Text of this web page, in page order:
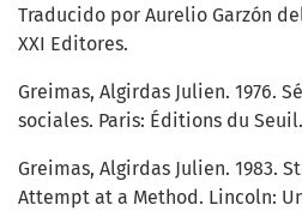
Traducido por Aurelio Garzón
XXI Editores.
Greimas, Algirdas Julien. 1976.
sociales. Paris: Éditions du Seuil.
Greimas, Algirdas Julien. 1983.
Attempt at a Method. Lincoln: